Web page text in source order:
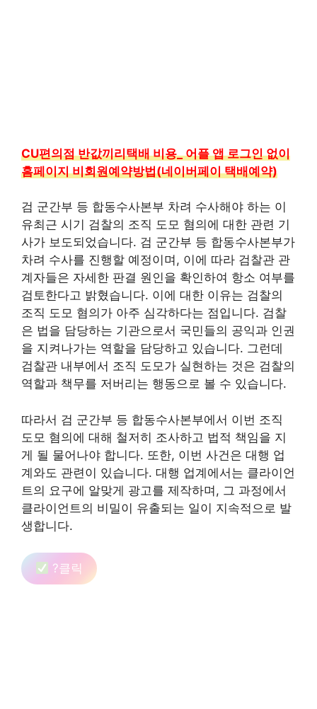
CU편의점 반값끼리택배 비용_ 어플 앱 로그인 없이
홈페이지 비회원예약방법(네이버페이 택배예약)
검 군간부 등 합동수사본부 차려 수사해야 하는 이
유최근 시기 검찰의 조직 도모 혐의에 대한 관련 기
사가 보도되었습니다. 검 군간부 등 합동수사본부가
차려 수사를 진행할 예정이며, 이에 따라 검찰관 관
계자들은 자세한 판결 원인을 확인하여 항소 여부를
검토한다고 밝혔습니다. 이에 대한 이유는 검찰의
조직 도모 혐의가 아주 심각하다는 점입니다. 검찰
은 법을 담당하는 기관으로서 국민들의 공익과 인권
을 지켜나가는 역할을 담당하고 있습니다. 그런데
검찰관 내부에서 조직 도모가 실현하는 것은 검찰의
역할과 책무를 저버리는 행동으로 볼 수 있습니다.
따라서 검 군간부 등 합동수사본부에서 이번 조직
도모 혐의에 대해 철저히 조사하고 법적 책임을 지
게 될 물어나야 합니다. 또한, 이번 사건은 대행 업
계와도 관련이 있습니다. 대행 업계에서는 클라이언
트의 요구에 알맞게 광고를 제작하며, 그 과정에서
클라이언트의 비밀이 유출되는 일이 지속적으로 발
생합니다.
?클릭